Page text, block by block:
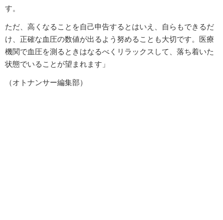
す。
ただ、高くなることを自己申告するとはいえ、自らもできるだ
け、正確な血圧の数値が出るよう努めることも大切です。医療
機関で血圧を測るときはなるべくリラックスして、落ち着いた
状態でいることが望まれます」
（オトナンサー編集部）